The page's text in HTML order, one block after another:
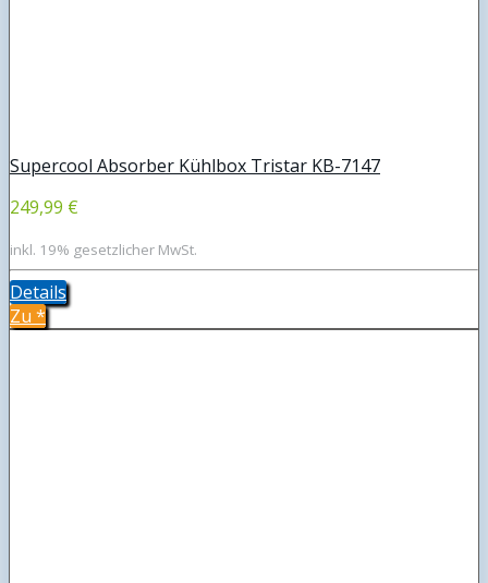
Supercool Absorber Kühlbox Tristar KB-7147
249,99 €
inkl. 19% gesetzlicher MwSt.
Details
Zu *